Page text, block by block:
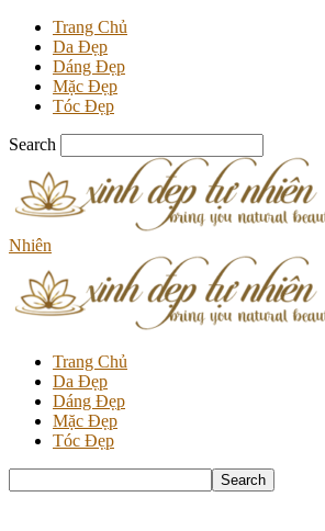
Trang Chủ
Da Đẹp
Dáng Đẹp
Mặc Đẹp
Tóc Đẹp
Search
Nhiên
Trang Chủ
Da Đẹp
Dáng Đẹp
Mặc Đẹp
Tóc Đẹp